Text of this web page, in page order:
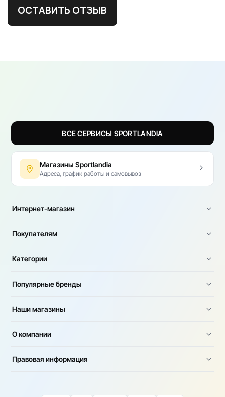
ОСТАВИТЬ ОТЗЫВ
ВСЕ СЕРВИСЫ SPORTLANDIA
Магазины Sportlandia
Адреса, график работы и самовывоз
Интернет-магазин
Покупателям
Категории
Популярные бренды
Наши магазины
О компании
Правовая информация